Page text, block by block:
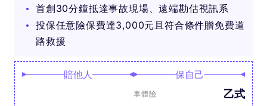
首創30分鐘抵達事故現場、遠端勘估視訊系
投保任意險保費達3,000元且符合條件贈免費道
路救援
賠他人 保自己
車體險 乙式